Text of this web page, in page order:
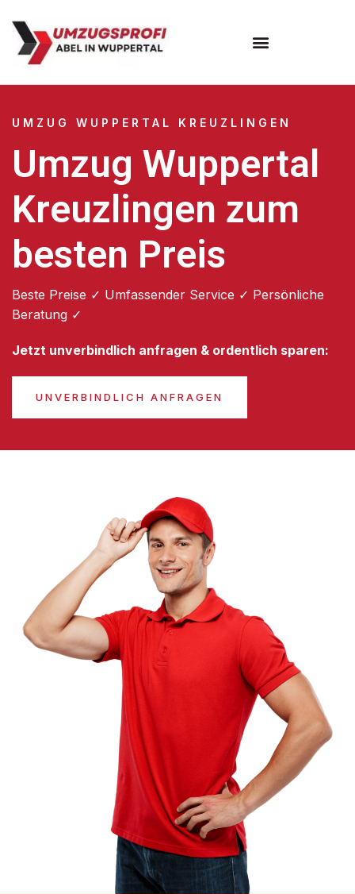
UMZUG WUPPERTAL KREUZLINGEN
Umzug Wuppertal
Kreuzlingen zum
besten Preis
Beste Preise ✓ Umfassender Service ✓ Persönliche
Beratung ✓
Jetzt unverbindlich anfragen & ordentlich sparen:
UNVERBINDLICH ANFRAGEN